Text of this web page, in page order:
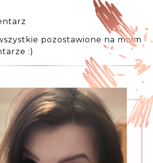
pozostawione na moim
:)